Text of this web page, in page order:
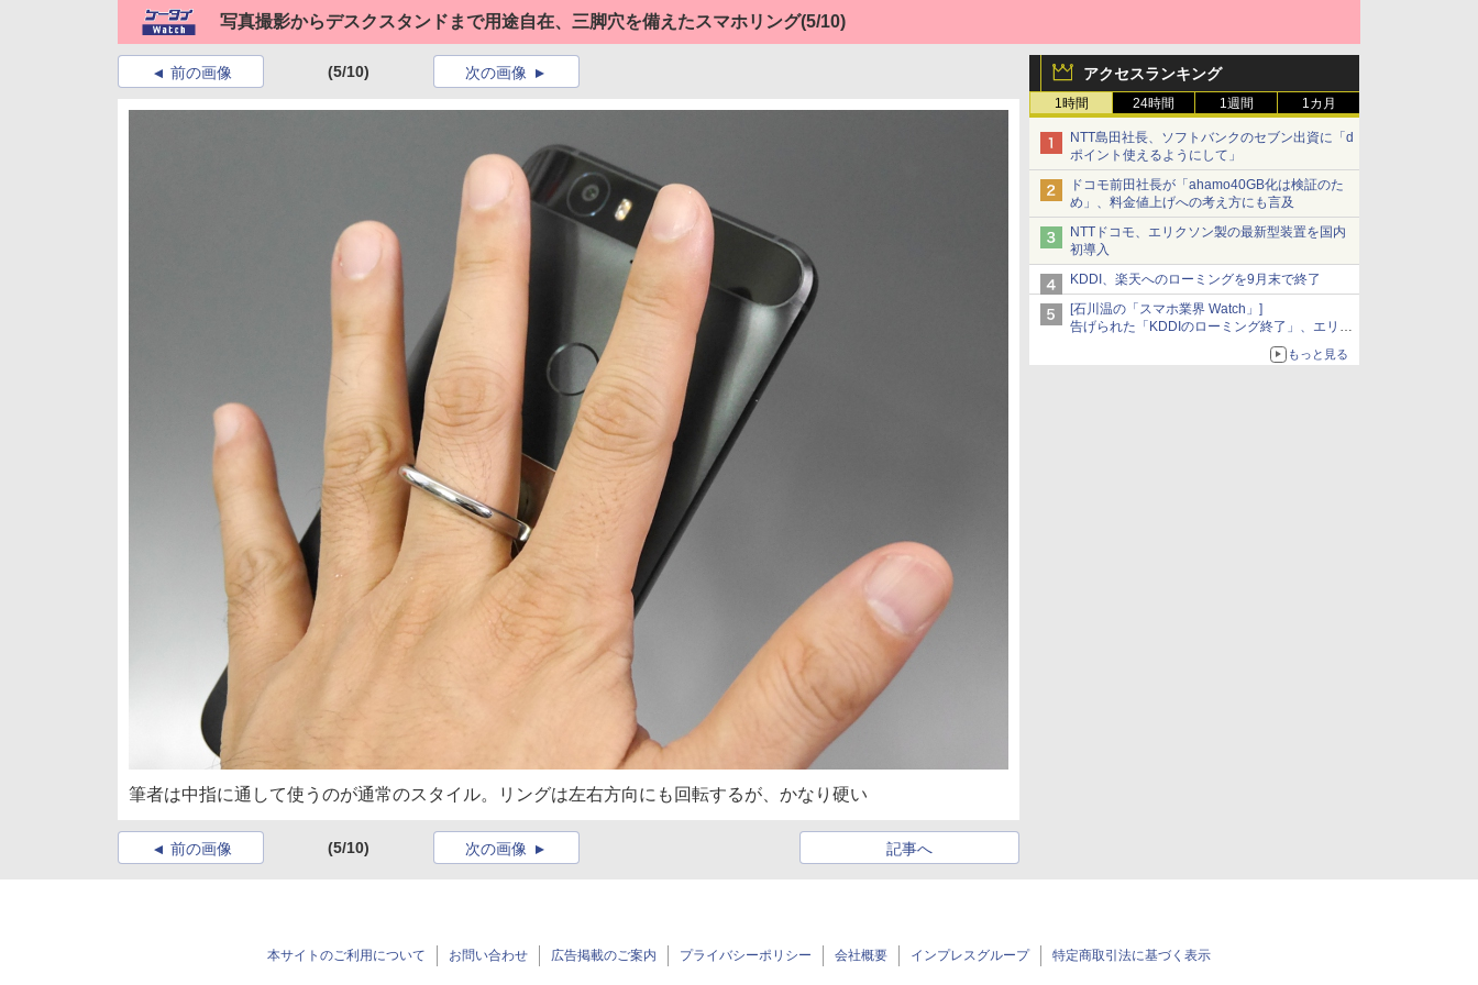
写真撮影からデスクスタンドまで用途自在、三脚穴を備えたスマホリング(5/10)
アクセスランキング
1時間 24時間 1週間 1カ月
NTT島田社長、ソフトバンクのセブン出資に「d
ポイント使えるようにして」
ドコモ前田社長が「ahamo40GB化は検証のた
め」、料金値上げへの考え方にも言及
NTTドコモ、エリクソン製の最新型装置を国内
初導入
KDDI、楽天へのローミングを9月末で終了
[石川温の「スマホ業界 Watch」]
告げられた「KDDIのローミング終了」、エリア
マップの落とし穴と楽天モバイルの課題
もっと見る
前の画像 (5/10) 次の画像
筆者は中指に通して使うのが通常のスタイル。リングは左右方向にも回転するが、かなり硬い
前の画像 (5/10) 記事へ
次の画像
本サイトのご利用について お問い合わせ 広告掲載のご案内 プライバシーポリシー 会社概要 インプレスグループ 特定商取引法に基づく表示